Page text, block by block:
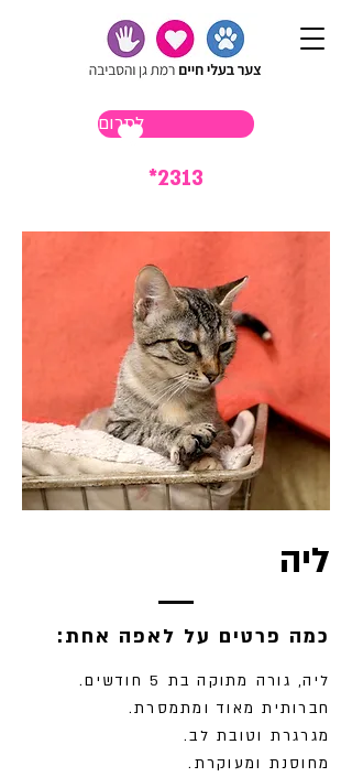
לתרום
*2313
ליה
:כמה פרטים על לאפה אחת
ליה, גורה מתוקה בת 5 חודשים.
חברותית מאוד ומתמסרת.
מגרגרת וטובת לב.
מחוסנת ומעוקרת.